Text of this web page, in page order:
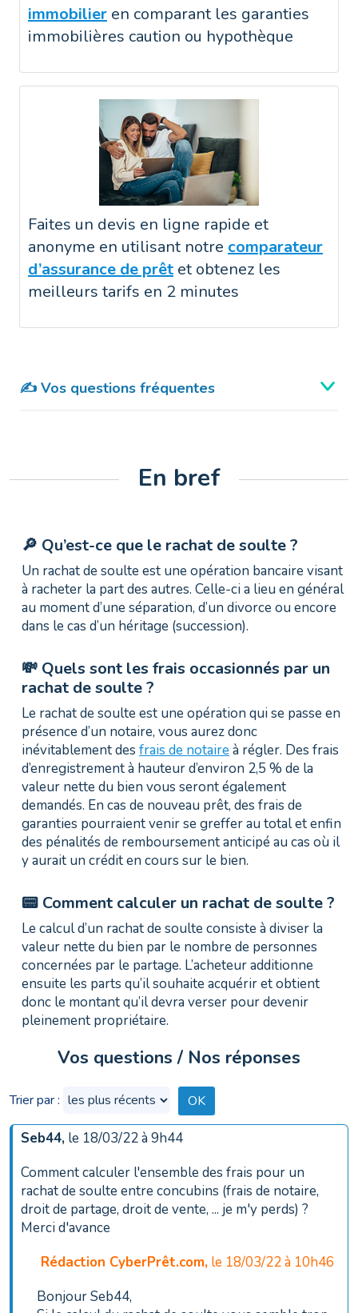
immobilier en comparant les garanties
immobilières caution ou hypothèque
Faites un devis en ligne rapide et
anonyme en utilisant notre comparateur
d’assurance de prêt et obtenez les
meilleurs tarifs en 2 minutes
✍️ Vos questions fréquentes
En bref
🔎 Qu’est-ce que le rachat de soulte ?
Un rachat de soulte est une opération bancaire visant
à racheter la part des autres. Celle-ci a lieu en général
au moment d’une séparation, d’un divorce ou encore
dans le cas d’un héritage (succession).
💸 Quels sont les frais occasionnés par un
rachat de soulte ?
Le rachat de soulte est une opération qui se passe en
présence d’un notaire, vous aurez donc
inévitablement des frais de notaireà régler. Des frais
d’enregistrement à hauteur d’environ 2,5 % de la
valeur nette du bien vous seront également
demandés. En cas de nouveau prêt, des frais de
garanties pourraient venir se greffer au total et enfin
des pénalités de remboursement anticipé au cas où il
y aurait un crédit en cours sur le bien.
📟 Comment calculer un rachat de soulte ?
Le calcul d’un rachat de soulte consiste à diviser la
valeur nette du bien par le nombre de personnes
concernées par le partage. L’acheteur additionne
ensuite les parts qu’il souhaite acquérir et obtient
donc le montant qu’il devra verser pour devenir
pleinement propriétaire.
Vos questions / Nos réponses
Trier par :
Seb44, le 18/03/22 à 9h44
Comment calculer l'ensemble des frais pour un
rachat de soulte entre concubins (frais de notaire,
droit de partage, droit de vente, ... je m'y perds) ?
Merci d'avance
Rédaction CyberPrêt.com, le 18/03/22 à 10h46
Bonjour Seb44,